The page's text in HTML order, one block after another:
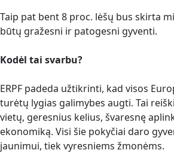
Taip pat bent 8 proc. lėšų bus skirta
būtų gražesni ir patogesni gyventi.
Kodėl tai svarbu?
ERPF padeda užtikrinti, kad visos
turėtų lygias galimybes augti. Tai
vietų, geresnius kelius, švaresnę
ekonomiką. Visi šie pokyčiai daro
jaunimui, tiek vyresniems žmonėms.